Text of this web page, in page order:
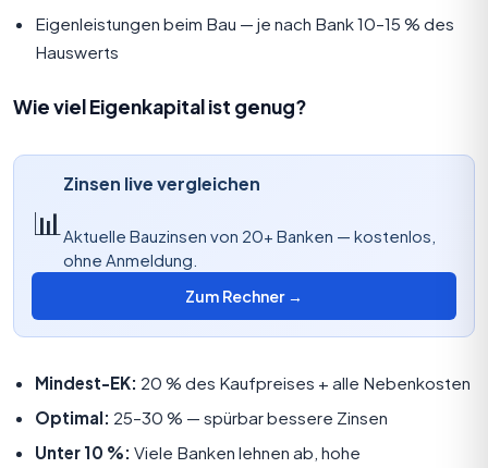
Eigenleistungen beim Bau — je nach Bank 10–15 % des
Hauswerts
Wie viel Eigenkapital ist genug?
📊
Zinsen live vergleichen
Aktuelle Bauzinsen von 20+ Banken — kostenlos,
ohne Anmeldung.
Zum Rechner →
Mindest-EK: 20 % des Kaufpreises + alle Nebenkosten
Optimal: 25–30 % — spürbar bessere Zinsen
Unter 10 %: Viele Banken lehnen ab, hohe